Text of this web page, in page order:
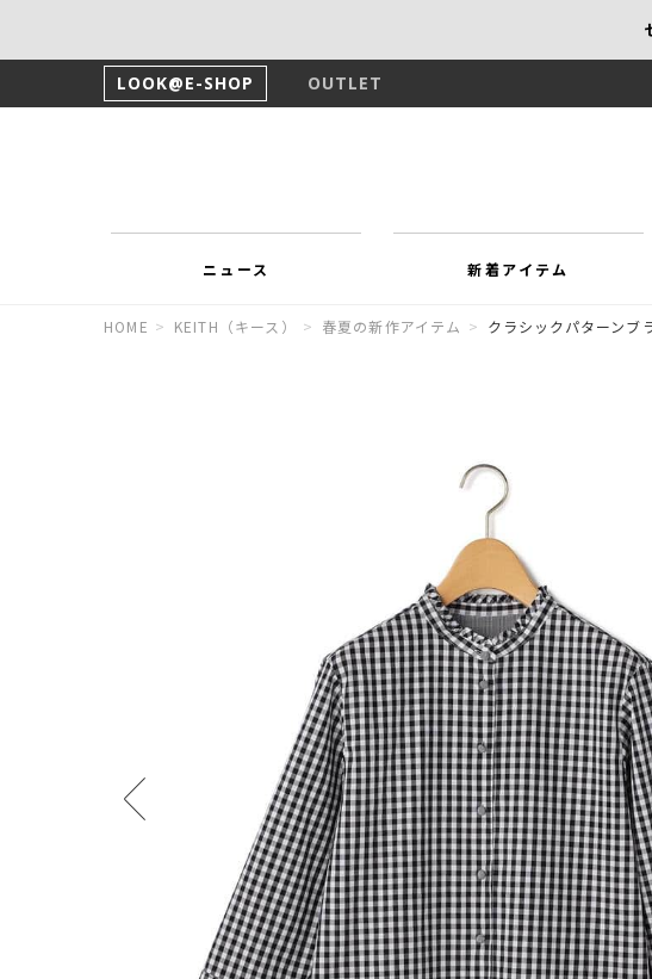
LOOK@E-SHOP OUTLET
ニュース 新着アイテム
HOME > KEITH（キース） > 春夏の新作アイテム > クラシックパターンブ